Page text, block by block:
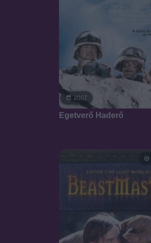
2007
Egetverő Haderő